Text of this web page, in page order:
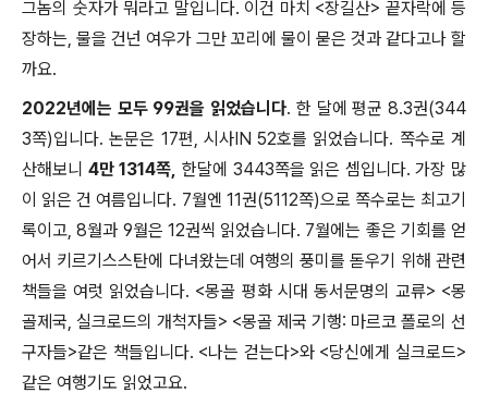
그놈의 숫자가 뭐라고 말입니다. 이건 마치 <장길산> 끝자락에 등
장하는, 물을 건넌 여우가 그만 꼬리에 물이 묻은 것과 같다고나 할
까요.
2022년에는 모두 99권을 읽었습니다. 한 달에 평균 8.3권(344
3쪽)입니다. 논문은 17편, 시사IN 52호를 읽었습니다. 쪽수로 계
산해보니 4만 1314쪽, 한달에 3443쪽을 읽은 셈입니다. 가장 많
이 읽은 건 여름입니다. 7월엔 11권(5112쪽)으로 쪽수로는 최고기
록이고, 8월과 9월은 12권씩 읽었습니다. 7월에는 좋은 기회를 얻
어서 키르기스스탄에 다녀왔는데 여행의 풍미를 돋우기 위해 관련
책들을 여럿 읽었습니다. <몽골 평화 시대 동서문명의 교류> <몽
골제국, 실크로드의 개척자들> <몽골 제국 기행: 마르코 폴로의 선
구자들>같은 책들입니다. <나는 걷는다>와 <당신에게 실크로드>
같은 여행기도 읽었고요.